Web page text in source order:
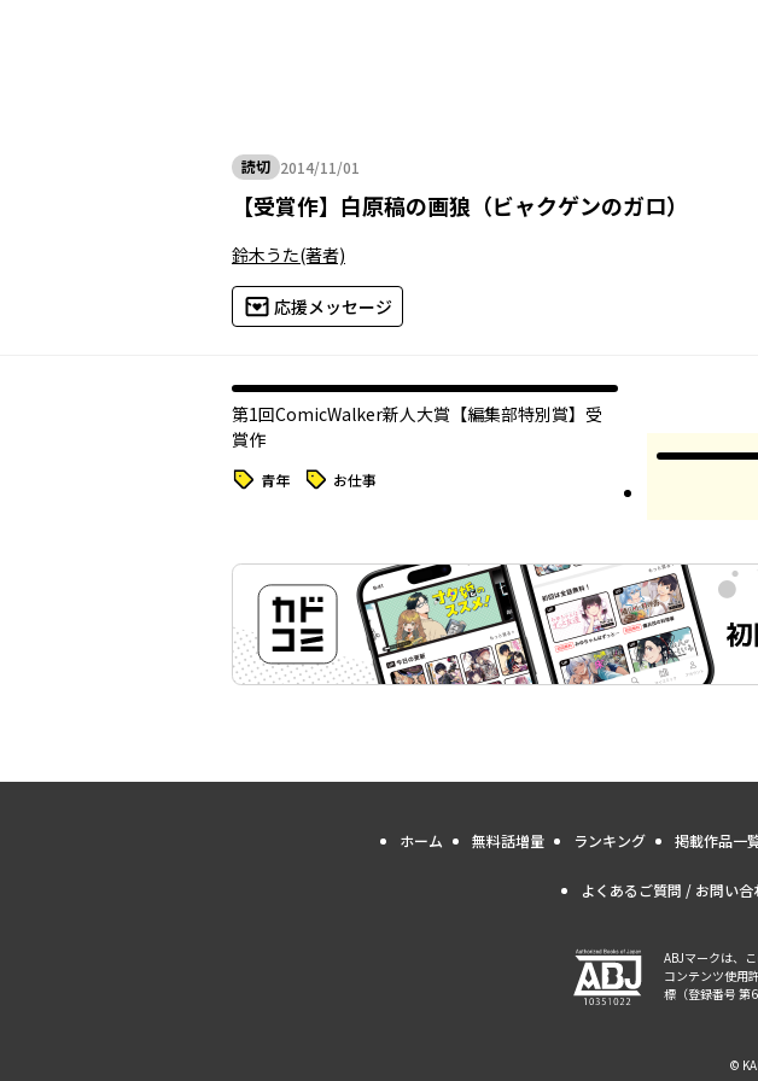
読切 2014/11/01
2014年11月01日
【受賞作】 白原稿の画狼（ビャクゲンのガロ）
鈴木うた(著者)
応援メッセージ
第1回ComicWalker新人大賞【編集部特別賞】受
賞作
タグ 青年 タグ お仕事
ホーム 無料話増量 ランキング 掲載作品一
よくあるご質問 / お問い合
ABJマークは、
コンテンツ使用
標（登録番号 第
©